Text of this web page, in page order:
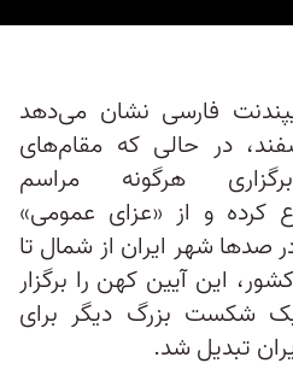
فارسی نشان می‌دهد
سه‌شنبه ۲۶ اسفند، در حالی که مقام‌های
هرگونه مراسم
کرده و از «عزای عمومی»
صدها شهر ایران از شمال تا
این آیین کهن را برگزار
شکست بزرگ دیگر برای
تبدیل شد.